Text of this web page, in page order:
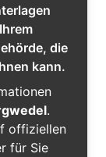
die
kann.
.
offiziellen
für Sie